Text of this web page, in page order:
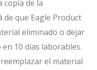
de la
que Eagle Product
eliminado o dejar
10 días laborables.
el material